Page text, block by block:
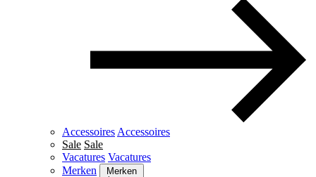
Accessoires Accessoires
Sale Sale
Vacatures Vacatures
Merken
Merken